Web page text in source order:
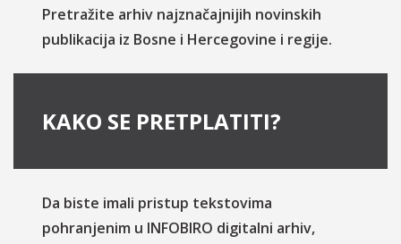
Pretražite arhiv najznačajnijih novinskih
publikacija iz Bosne i Hercegovine i regije.
KAKO SE PRETPLATITI?
Da biste imali pristup tekstovima
pohranjenim u INFOBIRO digitalni arhiv,